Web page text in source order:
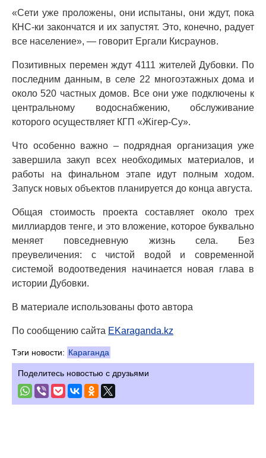
«Сети уже проложены, они испытаны, они ждут, пока
КНС-ки закончатся и их запустят. Это, конечно, радует
все население», — говорит Ергали Кисраунов.
Позитивных перемен ждут 4111 жителей Дубовки. По
последним данным, в селе 22 многоэтажных дома и
около 520 частных домов. Все они уже подключены к
центральному водоснабжению, обслуживание
которого осуществляет КГП «Жігер-Су».
Что особенно важно – подрядная организация уже
завершила закуп всех необходимых материалов, и
работы на финальном этапе идут полным ходом.
Запуск новых объектов планируется до конца августа.
Общая стоимость проекта составляет около трех
миллиардов тенге, и это вложение, которое буквально
меняет повседневную жизнь села. Без
преувеличения: с чистой водой и современной
системой водоотведения начинается новая глава в
истории Дубовки.
В материале использованы фото автора
По сообщению сайта EKaraganda.kz
Тэги новости: Караганда
Поделитесь новостью с друзьями